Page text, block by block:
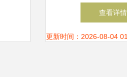
的艺术与
查看详情
更新时间：2026-08-04